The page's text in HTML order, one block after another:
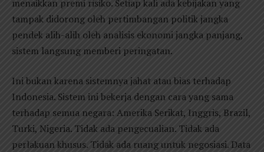
menaikkan premi risiko. Setiap kali ada kebijakan yang
tampak didorong oleh pertimbangan politik jangka
pendek alih-alih oleh analisis ekonomi jangka panjang,
sistem langsung memberi peringatan.
Ini bukan karena sistemnya jahat atau bias terhadap
Indonesia. Sistem ini bekerja dengan cara yang sama
terhadap semua negara: Amerika Serikat, Inggris, Brazil,
Turki, Nigeria. Tidak ada pengecualian. Tidak ada
perlakuan khusus. Tidak ada ruang untuk negosiasi. Data